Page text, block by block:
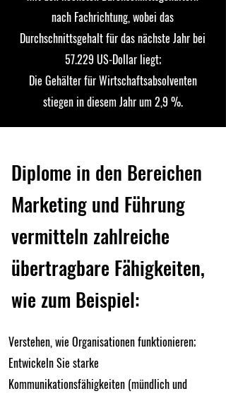
nach Fachrichtung, wobei das
Durchschnittsgehalt für das nächste Jahr bei
57.229 US-Dollar liegt;
Die Gehälter für Wirtschaftsabsolventen
stiegen in diesem Jahr um 2,9 %.
Diplome in den Bereichen
Marketing und Führung
vermitteln zahlreiche
übertragbare Fähigkeiten,
wie zum Beispiel:
Verstehen, wie Organisationen funktionieren;
Entwickeln Sie starke
Kommunikationsfähigkeiten (mündlich und